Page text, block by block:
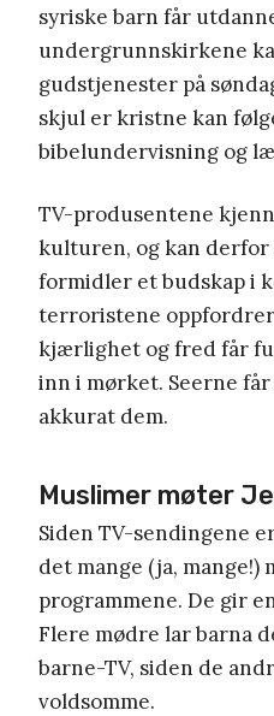
syriske barn får
undergrunnskirkene
gudstjenester på
skjul er kristne kan
bibelundervisning og
TV-produsentene
kulturen, og kan derfor
formidler et budskap i
terroristene oppfordrer
kjærlighet og fred får
inn i mørket. Seerne
akkurat dem.
Muslimer møter
Siden TV-sendingene
det mange (ja, mange!)
programmene. De gir
Flere mødre lar barna
barne-TV, siden de
voldsomme.